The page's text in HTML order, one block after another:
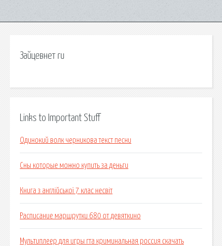
Зайцевнет ru
Links to Important Stuff
Одинокий волк черникова текст песни
Сны которые можно купить за деньги
Книга з англійської 7 клас несвіт
Расписание маршрутки 680 от девяткино
Мультиплеер для игры гта криминальная россия скачать